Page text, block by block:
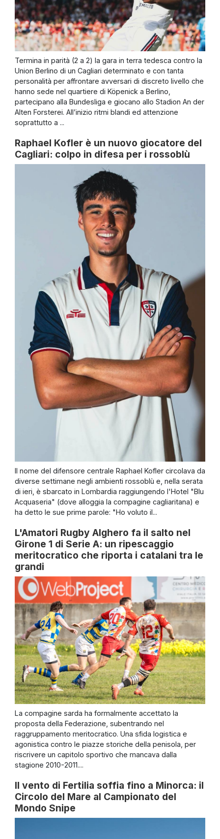
Termina in parità (2 a 2) la gara in terra tedesca contro la
Union Berlino di un Cagliari determinato e con tanta
personalità per affrontare avversari di discreto livello che
hanno sede nel quartiere di Köpenick a Berlino,
partecipano alla Bundesliga e giocano allo Stadion An der
Alten Forsterei. All’inizio ritmi blandi ed attenzione
soprattutto a ...
Raphael Kofler è un nuovo giocatore del
Cagliari: colpo in difesa per i rossoblù
Il nome del difensore centrale Raphael Kofler circolava da
diverse settimane negli ambienti rossoblù e, nella serata
di ieri, è sbarcato in Lombardia raggiungendo l'Hotel "Blu
Acquaseria" (dove alloggia la compagine cagliaritana) e
ha detto le sue prime parole: "Ho voluto il...
L'Amatori Rugby Alghero fa il salto nel
Girone 1 di Serie A: un ripescaggio
meritocratico che riporta i catalani tra le
grandi
La compagine sarda ha formalmente accettato la
proposta della Federazione, subentrando nel
raggruppamento meritocratico. Una sfida logistica e
agonistica contro le piazze storiche della penisola, per
riscrivere un capitolo sportivo che mancava dalla
stagione 2010-2011....
Il vento di Fertilia soffia fino a Minorca: il
Circolo del Mare al Campionato del
Mondo Snipe